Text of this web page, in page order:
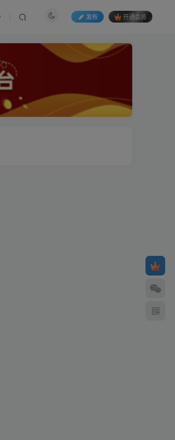
发布 开通会员